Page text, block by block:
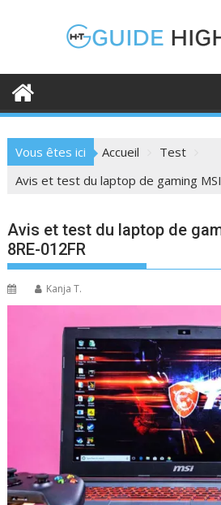
Vous êtes ici Accueil
Test
Avis et test du laptop de gaming
Avis et test du laptop de
8RE-012FR
Kanja T.